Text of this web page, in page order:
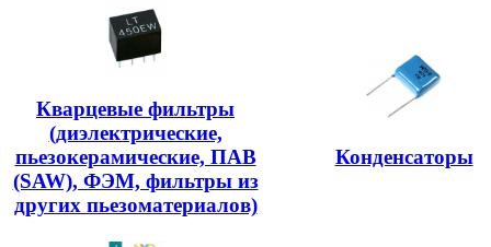
Кварцевые фильтры
(диэлектрические,
пьезокерамические, ПАВ
(SAW), ФЭМ, фильтры из
других пьезоматериалов)
Конденсаторы